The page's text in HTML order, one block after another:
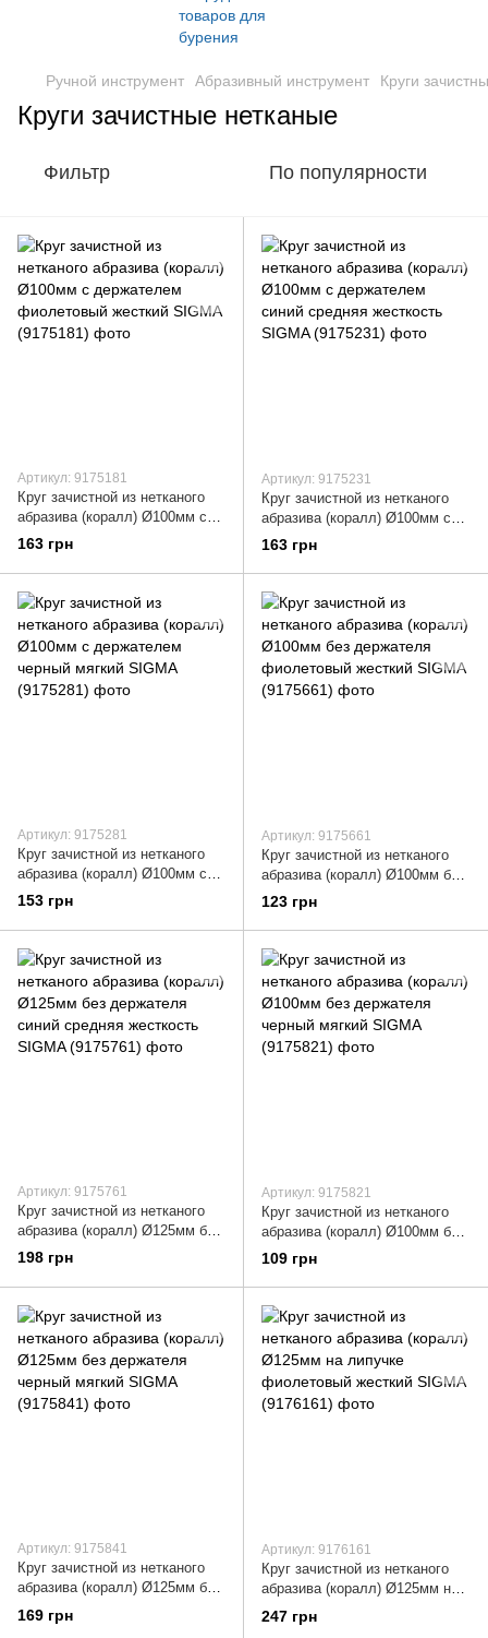
Ручной инструмент Абразивный инструмент Круги
Круги зачистные нетканые
Фильтр По популярности
Артикул: 9175181
Круг зачистной из нетканого
абразива (коралл) Ø100мм с
держателем фиолетовый
жесткий SIGMA (9175181)
163 грн
Артикул: 9175231
Круг зачистной из нетканого
абразива (коралл) Ø100мм с
держателем синий средняя
жесткость SIGMA (9175231)
163 грн
Артикул: 9175281
Круг зачистной из нетканого
абразива (коралл) Ø100мм с
держателем черный мягкий
SIGMA (9175281)
153 грн
Артикул: 9175661
Круг зачистной из нетканого
абразива (коралл) Ø100мм без
держателя фиолетовый
жесткий SIGMA (9175661)
123 грн
Артикул: 9175761
Круг зачистной из нетканого
абразива (коралл) Ø125мм без
держателя синий средняя
жесткость SIGMA (9175761)
198 грн
Артикул: 9175821
Круг зачистной из нетканого
абразива (коралл) Ø100мм без
держателя черный мягкий
SIGMA (9175821)
109 грн
Артикул: 9175841
Круг зачистной из нетканого
абразива (коралл) Ø125мм без
держателя черный мягкий
SIGMA (9175841)
169 грн
Артикул: 9176161
Круг зачистной из нетканого
абразива (коралл) Ø125мм на
липучке фиолетовый жесткий
SIGMA (9176161)
247 грн